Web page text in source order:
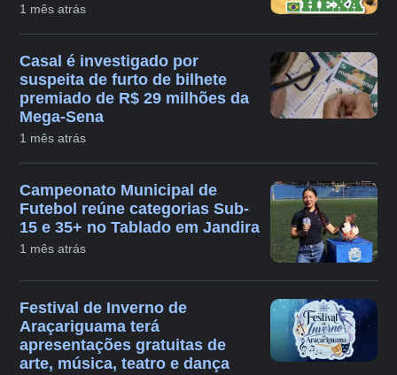
1 mês atrás
Casal é investigado por
suspeita de furto de bilhete
premiado de R$ 29 milhões da
Mega-Sena
1 mês atrás
Campeonato Municipal de
Futebol reúne categorias Sub-
15 e 35+ no Tablado em Jandira
1 mês atrás
Festival de Inverno de
Araçariguama terá
apresentações gratuitas de
arte, música, teatro e dança